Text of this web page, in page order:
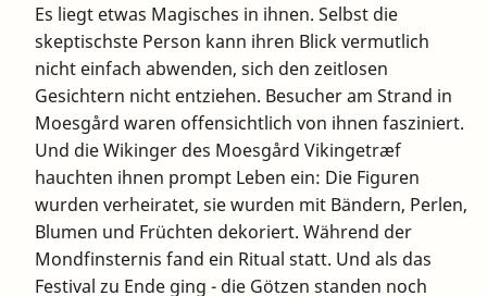
Es liegt etwas Magisches in ihnen. Selbst die
skeptischste Person kann ihren Blick vermutlich
nicht einfach abwenden, sich den zeitlosen
Gesichtern nicht entziehen. Besucher am Strand in
Moesgård waren offensichtlich von ihnen fasziniert.
Und die Wikinger des Moesgård Vikingetræf
hauchten ihnen prompt Leben ein: Die Figuren
wurden verheiratet, sie wurden mit Bändern, Perlen,
Blumen und Früchten dekoriert. Während der
Mondfinsternis fand ein Ritual statt. Und als das
Festival zu Ende ging - die Götzen standen noch